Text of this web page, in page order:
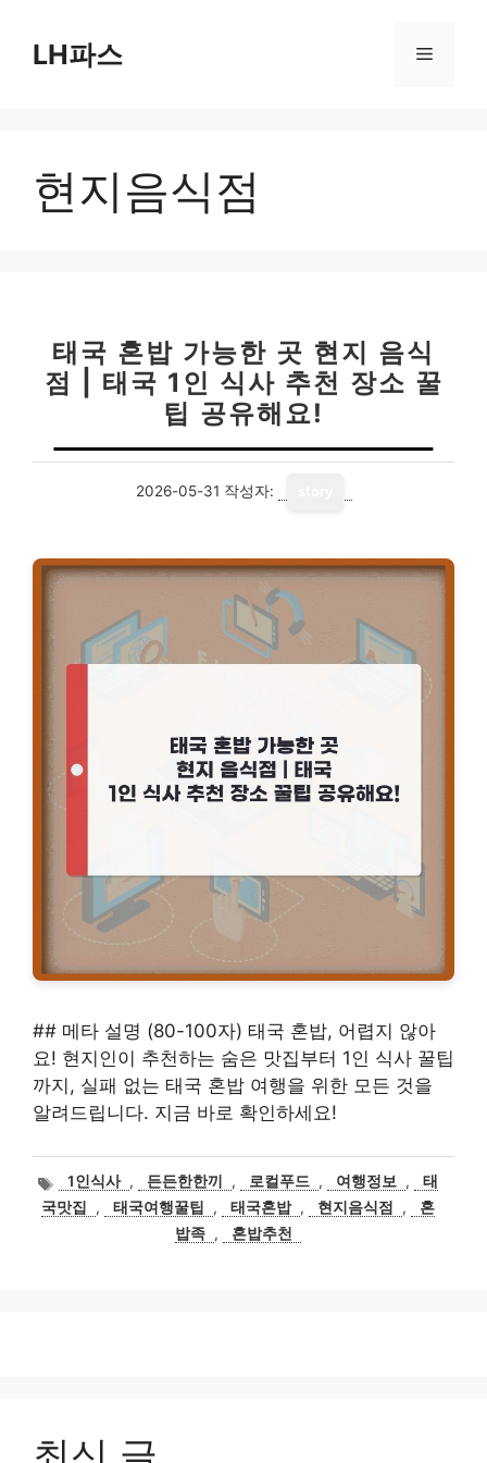
LH파스 메
현지음식점
태국 혼밥 가능한 곳 현지 음식
점 | 태국 1인 식사 추천 장소 꿀
팁 공유해요!
2026-05-31 작성자:
## 메타 설명 (80-100자) 태국 혼밥, 어렵지 않아
요! 현지인이 추천하는 숨은 맛집부터 1인 식사 꿀팁
까지, 실패 없는 태국 혼밥 여행을 위한 모든 것을
알려드립니다. 지금 바로 확인하세요!
태
그
1인식사 , 든든한한끼 , 로컬푸드 , 여행정보 ,
태
국맛집
, 태국여행꿀팁 , 태국혼밥 , 현지음식점 ,
혼
밥족 , 혼밥추천